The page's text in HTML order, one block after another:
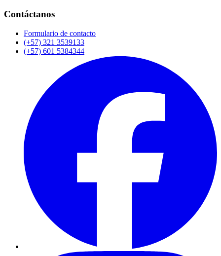
Contáctanos
Formulario de contacto
(+57) 321 3539133
(+57) 601 5384344